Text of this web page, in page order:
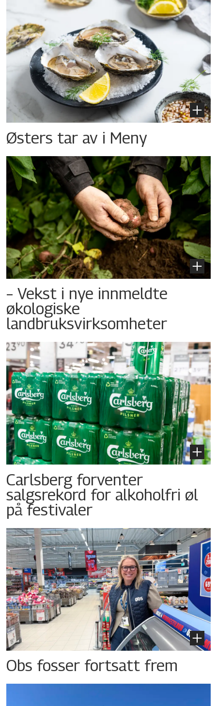
Østers tar av i Meny
– Vekst i nye innmeldte
økologiske
landbruksvirksomheter
Carlsberg forventer
salgsrekord for alkoholfri øl
på festivaler
Obs fosser fortsatt frem